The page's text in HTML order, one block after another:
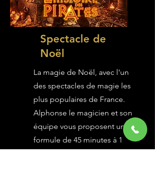
Spectacle de
Noël
La magie de Noël, avec l'un
des spectacles de magie les
plus populaires de France.
Alphonse le magicien et son
équipe vous proposent une
formule de 45 minutes à 1